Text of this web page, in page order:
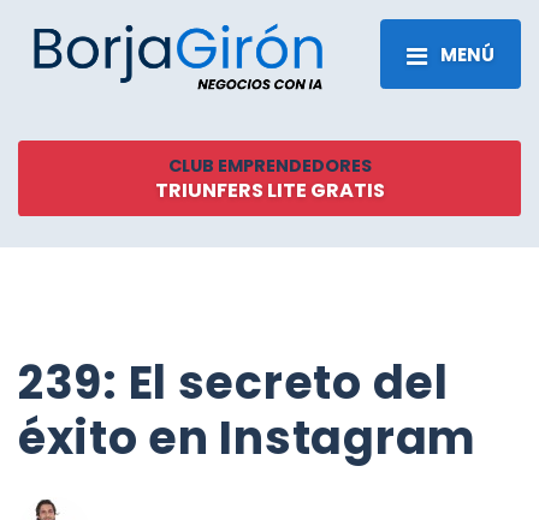
MENÚ
CLUB EMPRENDEDORES
TRIUNFERS LITE GRATIS
239: El secreto del
éxito en Instagram